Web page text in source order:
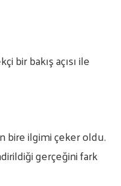
bir bakış açısı ile
bire ilgimi çeker oldu.
gerçeğini fark